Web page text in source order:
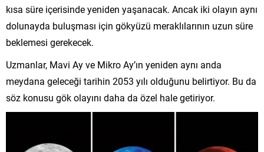
kısa süre içerisinde yeniden yaşanacak. Ancak iki olayın aynı
dolunayda buluşması için gökyüzü meraklılarının uzun süre
beklemesi gerekecek.
Uzmanlar, Mavi Ay ve Mikro Ay’ın yeniden aynı anda
meydana geleceği tarihin 2053 yılı olduğunu belirtiyor. Bu da
söz konusu gök olayını daha da özel hale getiriyor.